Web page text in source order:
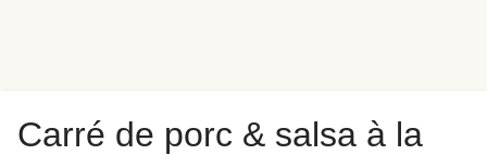
Carré de porc & salsa à la